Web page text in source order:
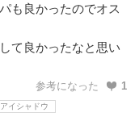
も良かったのでオス
て良かったなと思い
参考になった 1
イシャドウ